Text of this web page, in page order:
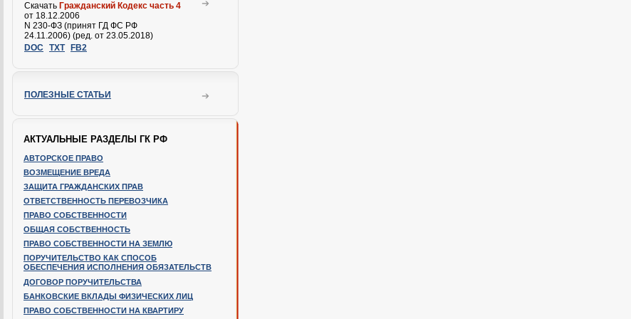
Скачать Гражданский Кодекс часть 4
от 18.12.2006
N 230-ФЗ (принят ГД ФС РФ
24.11.2006) (ред. от 23.05.2018)
DOC TXT FB2
ПОЛЕЗНЫЕ СТАТЬИ
АКТУАЛЬНЫЕ РАЗДЕЛЫ ГК РФ
АВТОРСКОЕ ПРАВО
ВОЗМЕЩЕНИЕ ВРЕДА
ЗАЩИТА ГРАЖДАНСКИХ ПРАВ
ОТВЕТСТВЕННОСТЬ ПЕРЕВОЗЧИКА
ПРАВО СОБСТВЕННОСТИ
ОБЩАЯ СОБСТВЕННОСТЬ
ПРАВО СОБСТВЕННОСТИ НА ЗЕМЛЮ
ПОРУЧИТЕЛЬСТВО КАК СПОСОБ
ОБЕСПЕЧЕНИЯ ИСПОЛНЕНИЯ ОБЯЗАТЕЛЬСТВ
ДОГОВОР ПОРУЧИТЕЛЬСТВА
БАНКОВСКИЕ ВКЛАДЫ ФИЗИЧЕСКИХ ЛИЦ
ПРАВО СОБСТВЕННОСТИ НА КВАРТИРУ